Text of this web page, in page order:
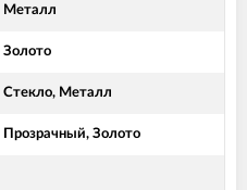
Металл
Золото
Стекло, Металл
Прозрачный, Золото